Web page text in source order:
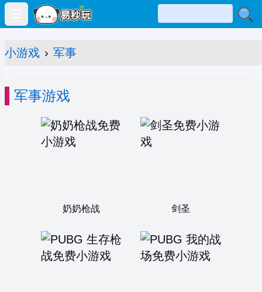
Open main menu
小游戏 › 军事
军事游戏
奶奶枪战 剑圣